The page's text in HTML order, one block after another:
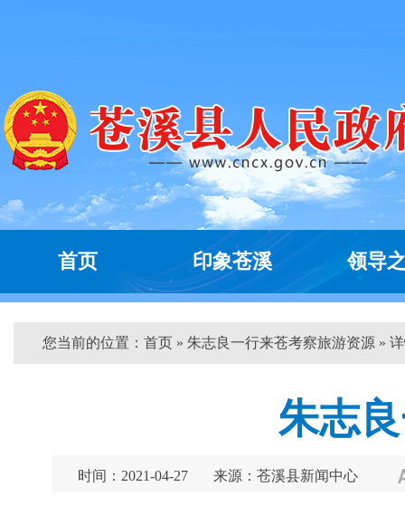
首页 印象苍溪 领导
您当前的位置： 首页 » 朱志良一行来苍考察旅游资源 »
朱志
时间：2021-04-27 来源：苍溪县新闻中心